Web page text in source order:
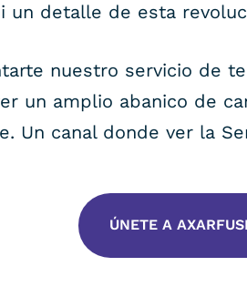
detalle de esta
nuestro servicio de
un amplio abanico de
Un canal donde ver la
ÚNETE A